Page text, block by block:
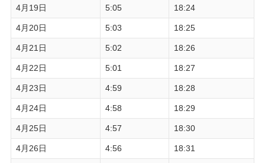
4月19日 5:05 18:24
4月20日 5:03 18:25
4月21日 5:02 18:26
4月22日 5:01 18:27
4月23日 4:59 18:28
4月24日 4:58 18:29
4月25日 4:57 18:30
4月26日 4:56 18:31